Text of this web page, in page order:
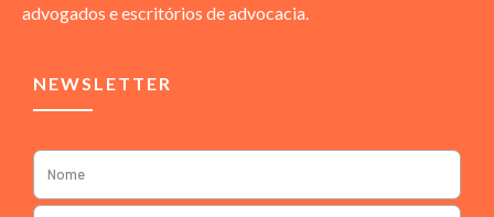
advogados e escritórios de advocacia.
NEWSLETTER